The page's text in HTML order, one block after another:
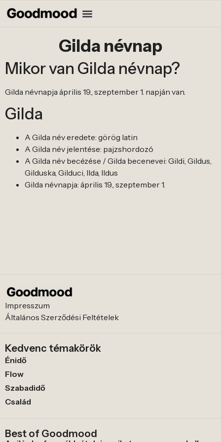
Gilda névnap
Mikor van Gilda névnap?
Gilda névnapja április 19., szeptember 1. napján van.
Gilda
A Gilda név eredete: görög latin
A Gilda név jelentése: pajzshordozó
A Gilda név becézése / Gilda becenevei: Gildi, Gildus,
Gilduska, Gilduci, Ilda, Ildus
Gilda névnapja: április 19., szeptember 1.
Impresszum
Általános Szerződési Feltételek
Kedvenc témakörök
Énidő
Flow
Szabadidő
Család
Best of Goodmood